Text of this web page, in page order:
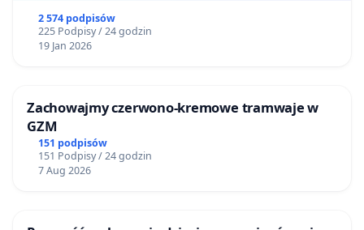
2 574 podpisów
225 Podpisy / 24 godzin
19 Jan 2026
Zachowajmy czerwono-kremowe tramwaje w
GZM
151 podpisów
151 Podpisy / 24 godzin
7 Aug 2026